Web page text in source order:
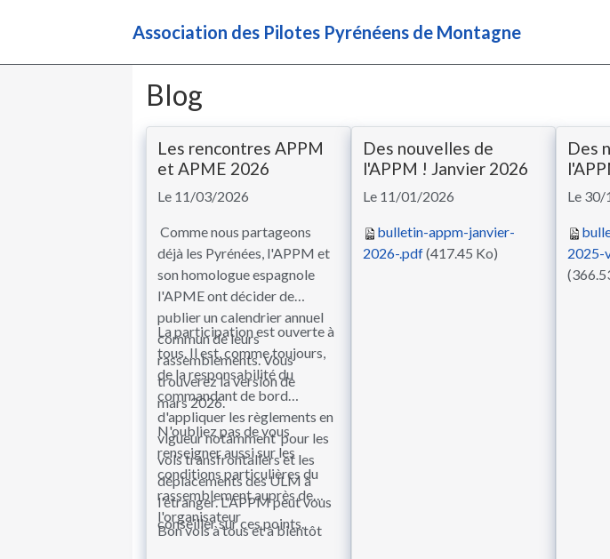
Association des Pilotes Pyrénéens de Montagne
Blog
Les rencontres APPM
et APME 2026
Le 11/03/2026
Comme nous partageons
déjà les Pyrénées, l'APPM et
son homologue espagnole
l'APME ont décider de
publier un calendrier annuel
commun de leurs
rassemblements. Vous
trouverez la version de
mars 2026.
La participation est ouverte à
tous. Il est, comme toujours,
de la responsabilité du
commandant de bord
d'appliquer les règlements en
vigueur notamment pour les
vols transfrontaliers et les
déplacements des ULM à
l'étranger. L'APPM peut vous
conseiller sur ces points.
N'oubliez pas de vous
renseigner aussi sur les
conditions particulières du
rassemblement auprès de
l'organisateur
Bon vols à tous et à bientôt
Des nouvelles de
l'APPM ! Janvier 2026
Le 11/01/2026
bulletin-appm-janvier-
2026-.pdf(417.45 Ko)
Des
2025
Le
2025-